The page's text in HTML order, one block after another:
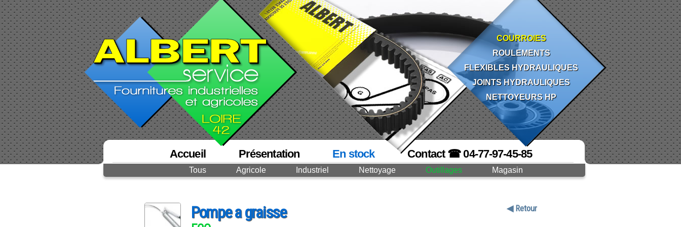
Accueil Présentation En stock
Tous Agricole Industriel Nettoyage Outillages Magasin
Contact ☎ 04-77-97-45-85
◀ Retour
Pompe a graisse
COURROIES
ROULEMENTS
FLEXIBLES HYDRAULIQUES
JOINTS HYDRAULIQUES
NETTOYEURS HP